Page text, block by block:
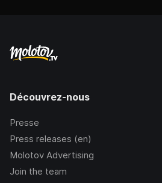
Découvrez-nous
Presse
Press releases (en)
Molotov Advertising
Join the team